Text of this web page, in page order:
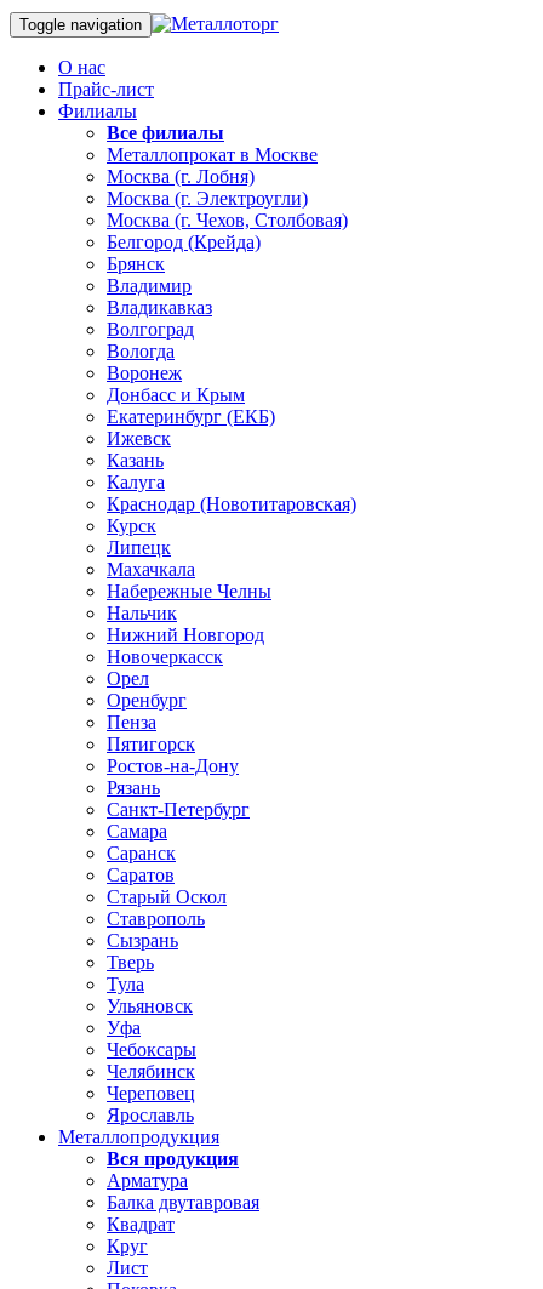
Toggle navigation
О нас
Прайс-лист
Филиалы
Все филиалы
Металлопрокат в Москве
Москва (г. Лобня)
Москва (г. Электроугли)
Москва (г. Чехов, Столбовая)
Белгород (Крейда)
Брянск
Владимир
Владикавказ
Волгоград
Вологда
Воронеж
Донбасс и Крым
Екатеринбург (ЕКБ)
Ижевск
Казань
Калуга
Краснодар (Новотитаровская)
Курск
Липецк
Махачкала
Набережные Челны
Нальчик
Нижний Новгород
Новочеркасск
Орел
Оренбург
Пенза
Пятигорск
Ростов-на-Дону
Рязань
Санкт-Петербург
Самара
Саранск
Саратов
Старый Оскол
Ставрополь
Сызрань
Тверь
Тула
Ульяновск
Уфа
Чебоксары
Челябинск
Череповец
Ярославль
Металлопродукция
Вся продукция
Арматура
Балка двутавровая
Квадрат
Круг
Лист